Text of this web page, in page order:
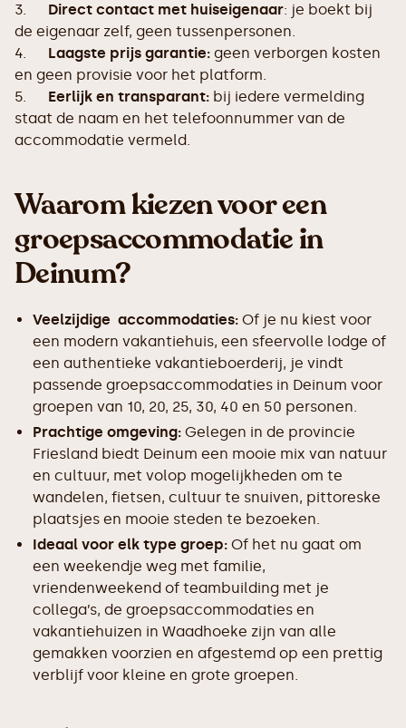
3. Direct contact met huiseigenaar: je boekt bij
de eigenaar zelf, geen tussenpersonen.
4. Laagste prijs garantie: geen verborgen kosten
en geen provisie voor het platform.
5. Eerlijk en transparant: bij iedere vermelding
staat de naam en het telefoonnummer van de
accommodatie vermeld.
Waarom kiezen voor een
groepsaccommodatie in
Deinum?
Veelzijdige accommodaties: Of je nu kiest voor
een modern vakantiehuis, een sfeervolle lodge of
een authentieke vakantieboerderij, je vindt
passende groepsaccommodaties in Deinum voor
groepen van 10, 20, 25, 30, 40 en 50 personen.
Prachtige omgeving: Gelegen in de provincie
Friesland biedt Deinum een mooie mix van natuur
en cultuur, met volop mogelijkheden om te
wandelen, fietsen, cultuur te snuiven, pittoreske
plaatsjes en mooie steden te bezoeken.
Ideaal voor elk type groep: Of het nu gaat om
een weekendje weg met familie,
vriendenweekend of teambuilding met je
collega’s, de groepsaccommodaties en
vakantiehuizen in Waadhoeke zijn van alle
gemakken voorzien en afgestemd op een prettig
verblijf voor kleine en grote groepen.